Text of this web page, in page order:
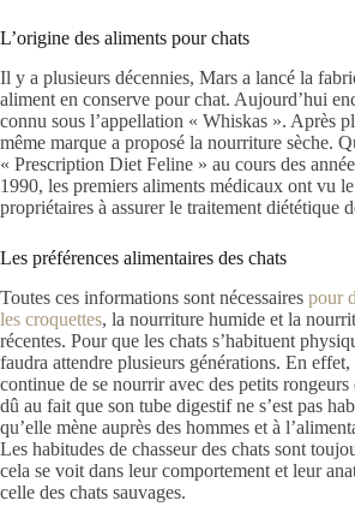
L’origine des aliments pour chats
Il y a plusieurs décennies, Mars a lancé la
aliment en conserve pour chat. Aujourd’hui
connu sous l’appellation « Whiskas ». Après
même marque a proposé la nourriture sèche.
« Prescription Diet Feline » au cours des
1990, les premiers aliments médicaux ont vu
propriétaires à assurer le traitement diététique
Les préférences alimentaires des chats
Toutes ces informations sont nécessaires pour
les croquettes, la nourriture humide et la
récentes. Pour que les chats s’habituent
faudra attendre plusieurs générations. En effet,
continue de se nourrir avec des petits rongeurs
dû au fait que son tube digestif ne s’est pas
qu’elle mène auprès des hommes et à
Les habitudes de chasseur des chats sont
cela se voit dans leur comportement et leur
celle des chats sauvages.